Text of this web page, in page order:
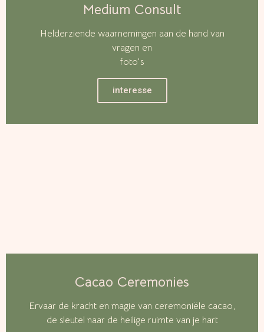
Medium Consult
Helderziende waarnemingen aan de hand van
vragen en
foto's
interesse
Cacao Ceremonies
Ervaar de kracht en magie van ceremoniële cacao,
de sleutel naar de heilige ruimte van je hart